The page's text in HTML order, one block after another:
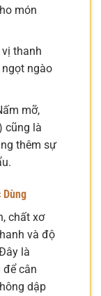
món
thanh
ngào
mỡ,
cũng là
thêm sự
Dùng
chất xơ
và độ
là
để cân
dập